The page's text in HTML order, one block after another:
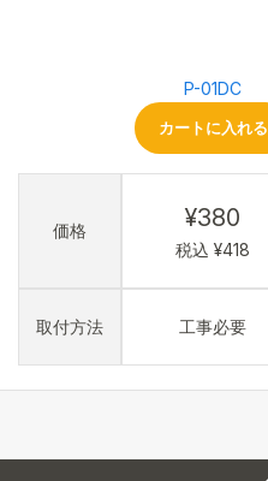
価格
取付方法
P-01DC
カートに入れる
¥380
税込 ¥418
工事必要